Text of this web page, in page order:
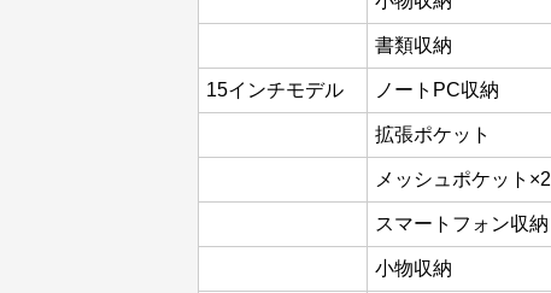
書類収納
15インチモデル ノートPC収納
拡張ポケット
メッシュポケット×2
スマートフォン収納
小物収納